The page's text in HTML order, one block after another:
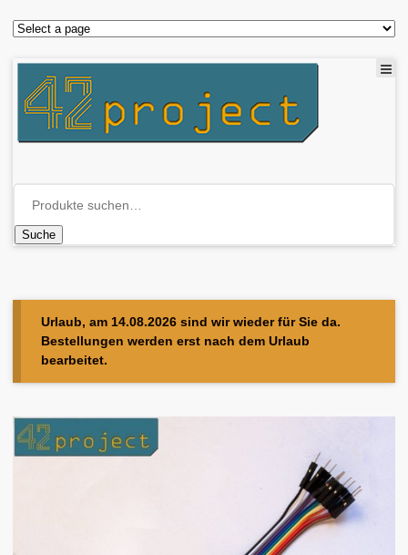
Suche
Urlaub, am 14.08.2026 sind wir wieder für Sie da.
Bestellungen werden erst nach dem Urlaub
bearbeitet.